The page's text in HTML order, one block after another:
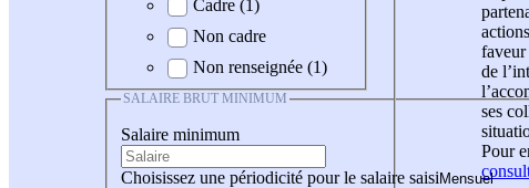
Cadre (1)
Non cadre
Non renseignée (1)
SALAIRE BRUT MINIMUM
Salaire minimum
Choisissez une périodicité pour le salaire saisi
faveur
de
ses
Pour